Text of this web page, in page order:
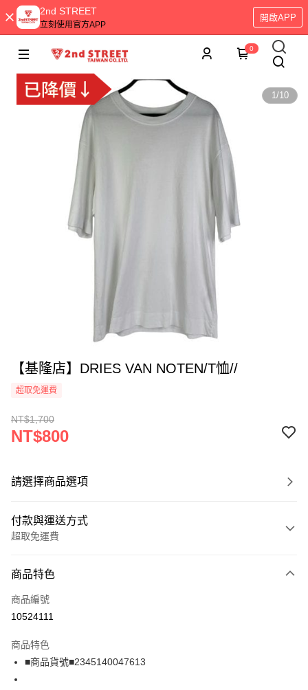
2nd STREET
立刻使用官方APP
開啟APP
0
1/10
【基隆店】DRIES VAN NOTEN/T恤//
超取免運費
NT$1,700
NT$800
請選擇商品選項
付款與運送方式
超取免運費
信用卡一次付款
超商取貨付款
Apple Pay
街口支付
商品特色
商品編號
10524111
商品特色
■商品貨號■2345140047613